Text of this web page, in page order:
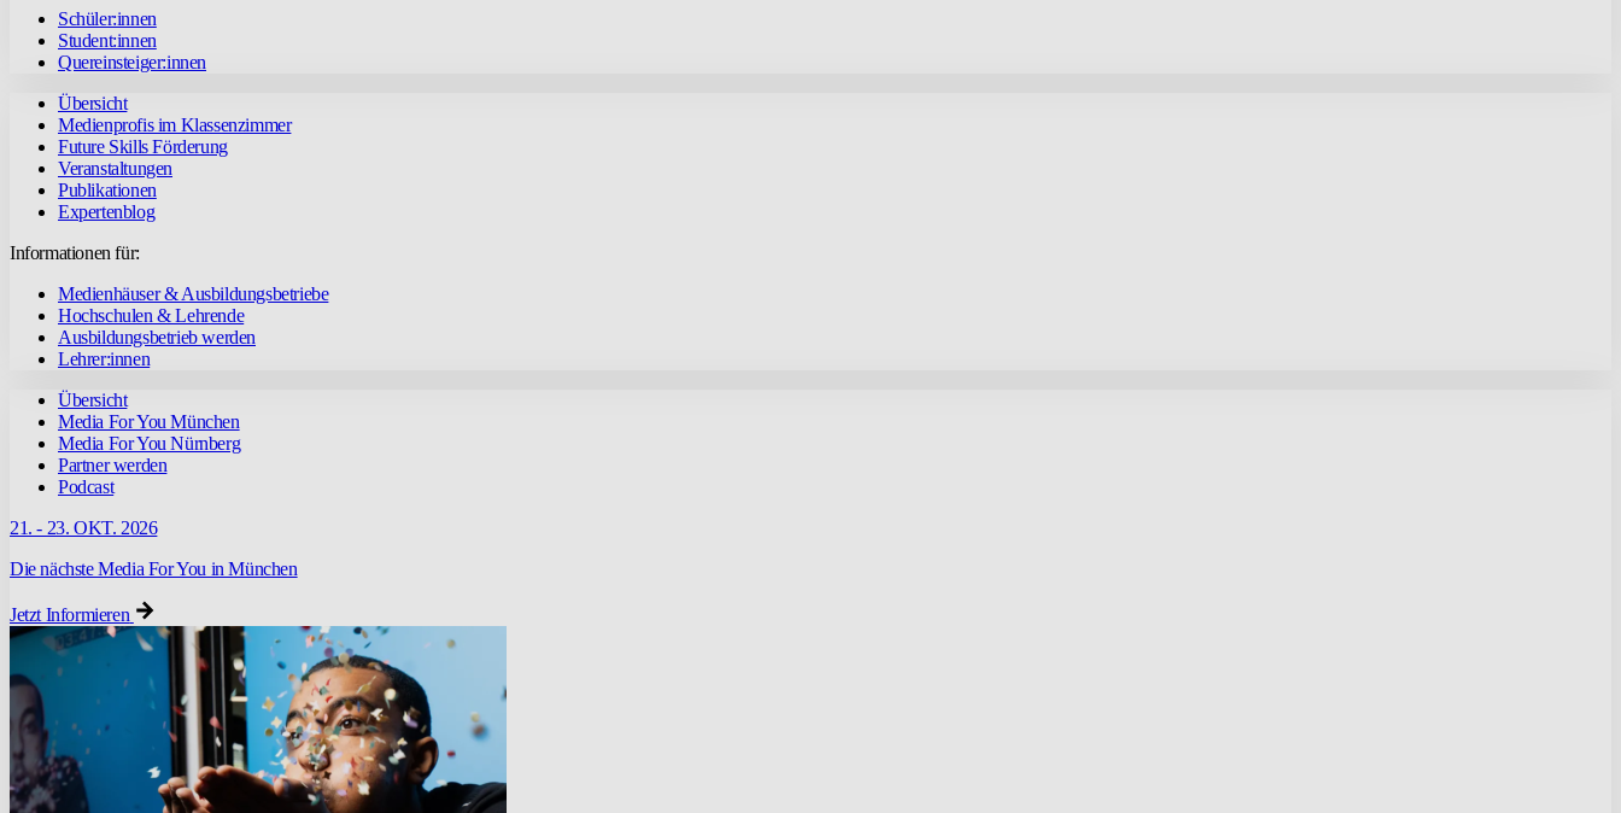
Schüler:innen
Student:innen
Quereinsteiger:innen
Übersicht
Medienprofis im Klassenzimmer
Future Skills Förderung
Veranstaltungen
Publikationen
Expertenblog
Informationen für:
Medienhäuser & Ausbildungsbetriebe
Hochschulen & Lehrende
Ausbildungsbetrieb werden
Lehrer:innen
Übersicht
Media For You München
Media For You Nürnberg
Partner werden
Podcast
21. - 23. OKT. 2026
Die nächste Media For You in München
Jetzt Informieren